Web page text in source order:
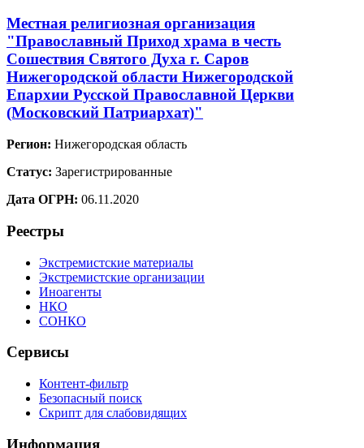
Местная религиозная организация
"Православный Приход храма в честь
Сошествия Святого Духа г. Саров
Нижегородской области Нижегородской
Епархии Русской Православной Церкви
(Московский Патриархат)"
Регион: Нижегородская область
Статус: Зарегистрированные
Дата ОГРН: 06.11.2020
Реестры
Экстремистские материалы
Экстремистские организации
Иноагенты
НКО
СОНКО
Сервисы
Контент-фильтр
Безопасный поиск
Скрипт для слабовидящих
Информация